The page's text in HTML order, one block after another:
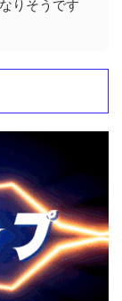
りそうです